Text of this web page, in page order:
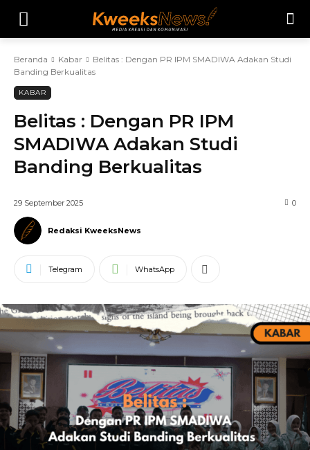
Beranda Kabar
Belitas : Dengan PR IPM SMADIWA Adakan Studi
Banding Berkualitas
KABAR
Belitas : Dengan PR IPM
SMADIWA Adakan Studi
Banding Berkualitas
0
29 September 2025
Redaksi KweeksNews
Telegram WhatsApp